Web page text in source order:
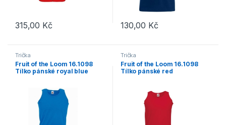
315,00 Kč
Tento produkt má více variant. Možnosti lze vybrat na stránce
130,00 Kč
Tento produkt má více
Trička
Fruit of the Loom 16.1098
Tílko pánské royal blue
Trička
Fruit of the Loom 16.1098
Tílko pánské red